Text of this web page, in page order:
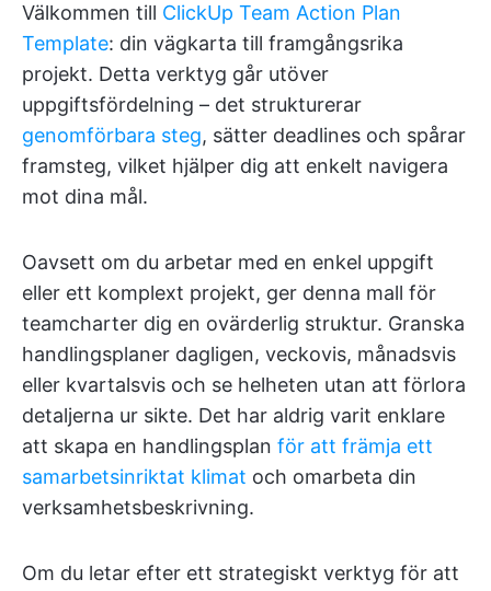
Välkommen till ClickUp Team Action Plan
Template: din vägkarta till framgångsrika
projekt. Detta verktyg går utöver
uppgiftsfördelning – det strukturerar
genomförbara steg, sätter deadlines och spårar
framsteg, vilket hjälper dig att enkelt navigera
mot dina mål.
Oavsett om du arbetar med en enkel uppgift
eller ett komplext projekt, ger denna mall för
teamcharter dig en ovärderlig struktur. Granska
handlingsplaner dagligen, veckovis, månadsvis
eller kvartalsvis och se helheten utan att förlora
detaljerna ur sikte. Det har aldrig varit enklare
att skapa en handlingsplan för att främja ett
samarbetsinriktat klimat och omarbeta din
verksamhetsbeskrivning.
Om du letar efter ett strategiskt verktyg för att